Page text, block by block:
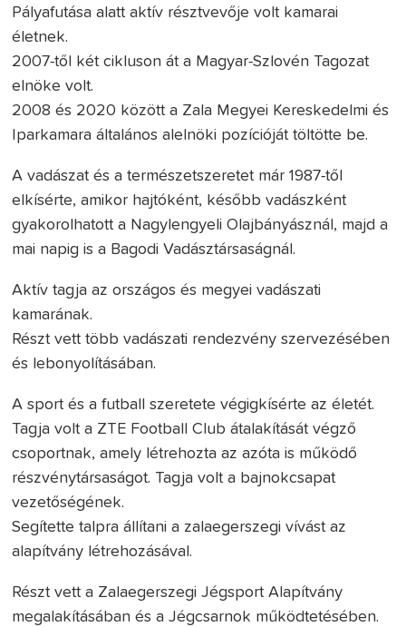
Pályafutása alatt aktív résztvevője volt kamarai
életnek.
2007-től két cikluson át a Magyar-Szlovén Tagozat
elnöke volt.
2008 és 2020 között a Zala Megyei Kereskedelmi és
Iparkamara általános alelnöki pozícióját töltötte be.
A vadászat és a természetszeretet már 1987-től
elkísérte, amikor hajtóként, később vadászként
gyakorolhatott a Nagylengyeli Olajbányásznál, majd a
mai napig is a Bagodi Vadásztársaságnál.
Aktív tagja az országos és megyei vadászati
kamarának.
Részt vett több vadászati rendezvény szervezésében
és lebonyolításában.
A sport és a futball szeretete végigkísérte az életét.
Tagja volt a ZTE Football Club átalakítását végző
csoportnak, amely létrehozta az azóta is működő
részvénytársaságot. Tagja volt a bajnokcsapat
vezetőségének.
Segítette talpra állítani a zalaegerszegi vívást az
alapítvány létrehozásával.
Részt vett a Zalaegerszegi Jégsport Alapítvány
megalakításában és a Jégcsarnok működtetésében.